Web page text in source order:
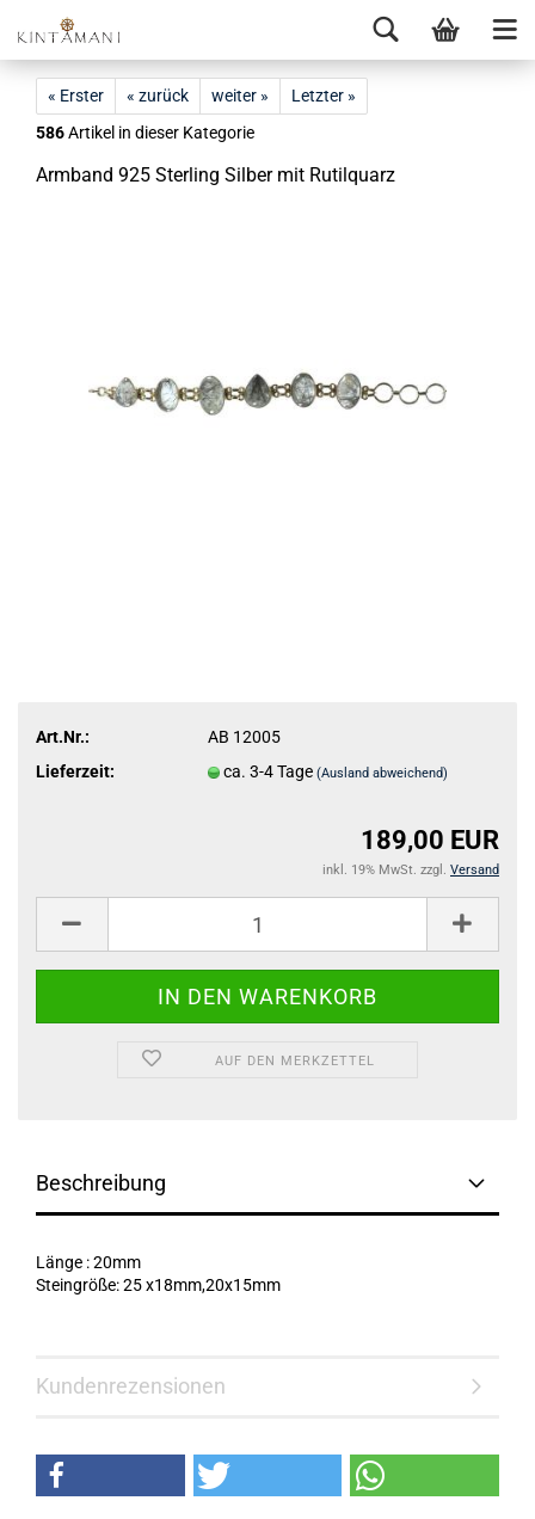
« Erster « zurück weiter »
Letzter »
586Artikel in dieser Kategorie
Arm­band 925 Ster­ling Sil­ber mit Ru­til­quarz
Art.Nr.:
AB 12005
Lieferzeit:
ca. 3-4 Tage(Ausland abweichend)
189,00 EUR
inkl. 19% MwSt. zzgl. Versand
AUF DEN MERKZETTEL
Beschreibung
Länge : 20mm
Steingröße: 25 x18mm,20x15mm
Kundenrezensionen